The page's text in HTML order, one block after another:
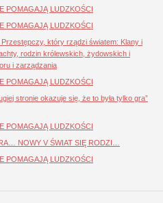
POMAGAJĄ LUDZKOŚCI
POMAGAJĄ LUDZKOŚCI
który rządzi światem: Klany i
rodzin królewskich, żydowskich i
i zarządzania
POMAGAJĄ LUDZKOŚCI
stronie okazuje się, że to była tylko gra”
POMAGAJĄ LUDZKOŚCI
NOWY V ŚWIAT SIĘ RODZI…
POMAGAJĄ LUDZKOŚCI